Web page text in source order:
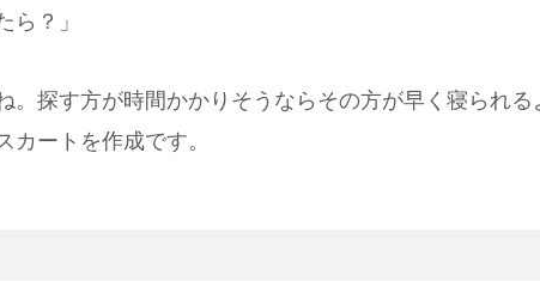
ら？」
。探す方が時間かかりそうならその方が早く寝られる
カートを作成です。